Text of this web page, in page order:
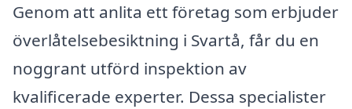
Genom att anlita ett företag som erbjuder
överlåtelsebesiktning i Svartå, får du en
noggrant utförd inspektion av
kvalificerade experter. Dessa specialister